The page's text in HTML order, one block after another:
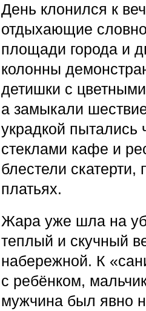
День клонился к
отдыхающие
площади города и
колонны
детишки с
а замыкали
украдкой пытались
стеклами кафе и
блестели
платьях.
Жара уже шла на
теплый и скучный
набережной. К
с ребёнком,
мужчина был явно